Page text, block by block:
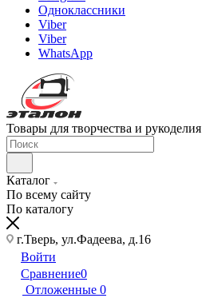
Одноклассники
Viber
Viber
WhatsApp
Товары для творчества и рукоделия
Каталог
По всему сайту
По каталогу
г.Тверь, ул.Фадеева, д.16
Войти
Сравнение0
Отложенные 0